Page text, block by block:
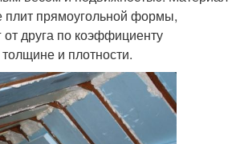
плит прямоугольной формы,
друга по коэффициенту
и плотности.